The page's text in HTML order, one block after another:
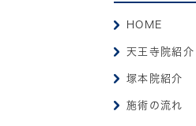
HOME
天王寺院紹介
塚本院紹介
施術の流れ